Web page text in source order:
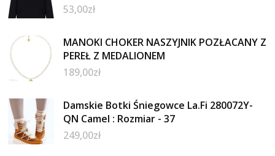
53,00zł
MANOKI CHOKER NASZYJNIK POZŁACANY Z
PEREŁ Z MEDALIONEM
189,00zł
Damskie Botki Śniegowce La.Fi 280072Y-
QN Camel : Rozmiar - 37
249,00zł